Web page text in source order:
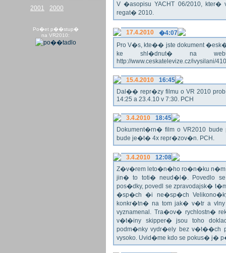
2001
2000
Po�et p��stup�
na VR2010:
V �asopisu YACHT 06/2010,
regat� 2010.
17.4.2010
�4:07
Pro V�s, kte�� jste dokument
ke shl�dnut� na
http://www.ceskatelevize.cz/ivysilani/
15.4.2010
16:45
Dal�� repr�zy filmu o VR 2010
14:25 a 23.4.10 v 7:30. PCH
3.4.2010
18:45
Dokument�rn� film o VR2010
bude je�t� 4x repr�zov�n. PCH.
3.4.2010
12:08
Z�v�rem leto�n�ho ro�n�ku n�m
jin� to toti� neud�l�. Povedlo
pos�dky, povedl se zpravodajsk�
�sp�ch �i ne�sp�ch
konkr�tn� na tom jak� v�tr a
vyznamenal. Tra�ov� rychlostn�
v�t�iny skipper� jsou toho
podm�nky vydr�ely bez v�t��ch
vysoko. Uvid�me kdo se pokus� j�